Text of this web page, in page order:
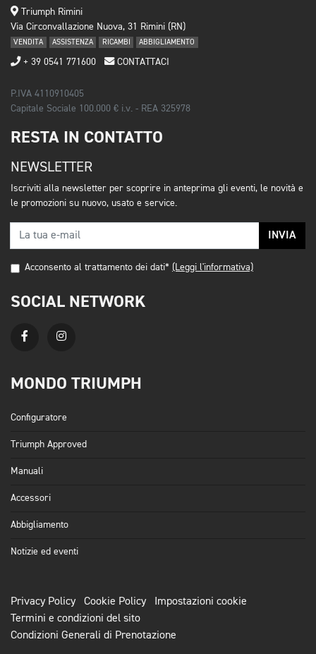
Triumph Rimini
Via Circonvallazione Nuova, 31 Rimini (RN)
VENDITA ASSISTENZA RICAMBI ABBIGLIAMENTO
+ 39 0541 771600 CONTATTACI
P.IVA 4110910405
Capitale Sociale 100.000 € i.v. - REA 325978
RESTA IN CONTATTO
NEWSLETTER
Iscriviti alla newsletter per scoprire in anteprima gli eventi, le novità e
le promozioni su nuovo, usato e service.
INVIA
Acconsento al trattamento dei dati* (Leggi l'informativa)
SOCIAL NETWORK
MONDO TRIUMPH
Configuratore
Triumph Approved
Manuali
Accessori
Abbigliamento
Notizie ed eventi
Privacy Policy Cookie Policy
Impostazioni cookie
Termini e condizioni del sito
Condizioni Generali di Prenotazione